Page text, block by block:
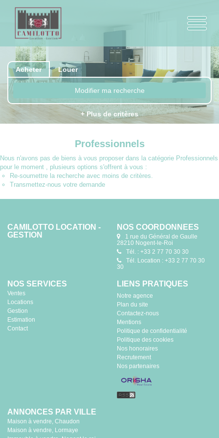
Acheter Louer
Modifier ma recherche
+ Plus de critères
Professionnels
Nous n'avons pas de biens à vous proposer dans la catégorie Professionnels
pour le moment , plusieurs options s'offrent à vous :
Re-soumettre la recherche avec moins de critères.
Transmettez-nous votre demande
CAMILOTTO LOCATION -
GESTION
NOS COORDONNÉES
1 rue du Général de Gaulle
28210 Nogent-le-Roi
Tél. : +33 2 77 70 30 30
Tél. Location : +33 2 77 70 30
30
NOS SERVICES
Ventes
Locations
Gestion
Estimation
Contact
LIENS PRATIQUES
Notre agence
Plan du site
Contactez-nous
Mentions
Politique de confidentialité
Politique des cookies
Nos honoraires
Recrutement
Nos partenaires
ANNONCES PAR VILLE
Maison à vendre, Chaudon
Maison à vendre, Lormaye